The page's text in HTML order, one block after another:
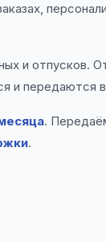
и отпусков.
и передаются
.
.